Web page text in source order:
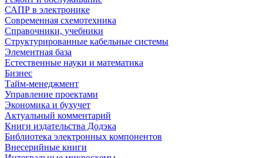
САПР в электронике
Современная схемотехника
Справочники, учебники
Структурированные кабельные системы
Элементная база
Естественные науки и математика
Бизнес
Тайм-менеджмент
Управление проектами
Экономика и бухучет
Актуальный комментарий
Книги издательства Додэка
Библиотека электронных компонентов
Внесерийные книги